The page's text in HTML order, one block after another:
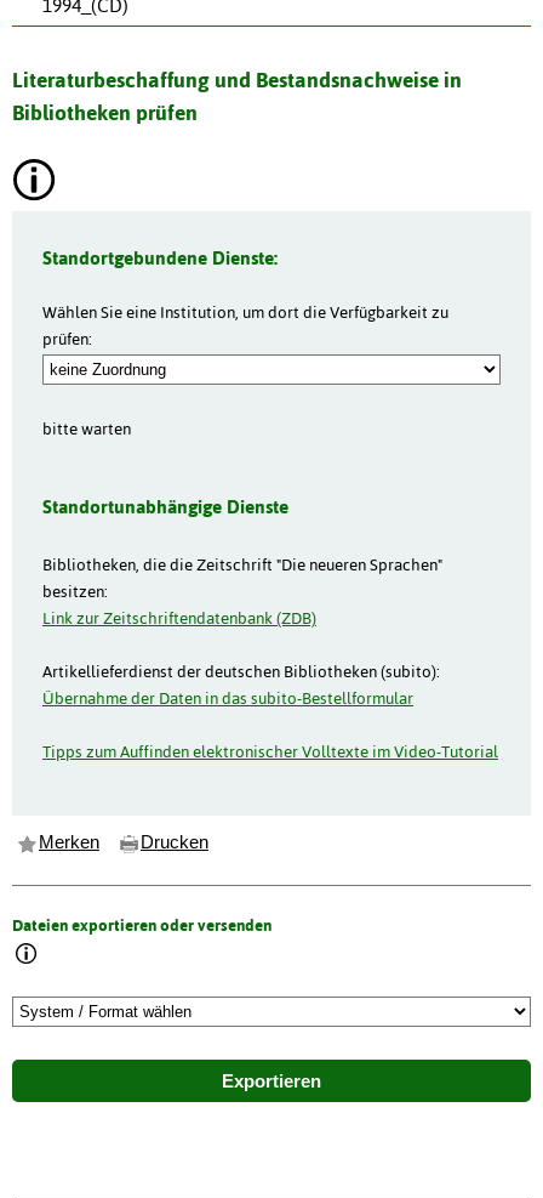
1994_(CD)
Literaturbeschaffung und Bestandsnachweise in
Bibliotheken prüfen
Standortgebundene Dienste:
Wählen Sie eine Institution, um dort die Verfügbarkeit zu
prüfen:
bitte warten
Standortunabhängige Dienste
Bibliotheken, die die Zeitschrift "Die neueren Sprachen"
besitzen:
Link zur Zeitschriftendatenbank (ZDB)
Artikellieferdienst der deutschen Bibliotheken (subito):
Übernahme der Daten in das subito-Bestellformular
Tipps zum Auffinden elektronischer Volltexte im Video-Tutorial
Merken Drucken
Dateien exportieren oder versenden
Exportieren